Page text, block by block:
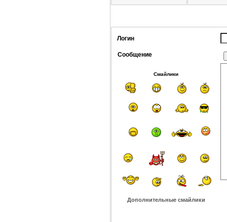
Логин
Сообщение
Смайлики
Дополнительные смайлики